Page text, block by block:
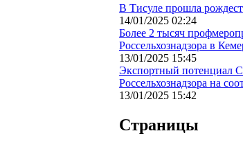
В Тисуле прошла
14/01/2025 02:24
Более 2 тысяч
Россельхознадзора в
13/01/2025 15:45
Экспортный потенциал
Россельхознадзора на
13/01/2025 15:42
Страницы